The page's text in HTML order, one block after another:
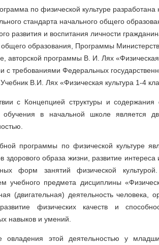
по физической культуре
стандарта начального общего
развития и воспи­тания личности
общего образования, Программы
авторской программы В. И. Лях
с требованиями Федеральных
В.И. Лях «Физическая культура 1-4
с Концепцией структуры и
обучения в начальной школе является
программы по физической культуре
здорового образа жизни, развитие
форм занятий физической
учебного предмета дисциплины
(двигательная) деятельность
физических качеств и
навыков и умений.
овладения этой деятельностью у